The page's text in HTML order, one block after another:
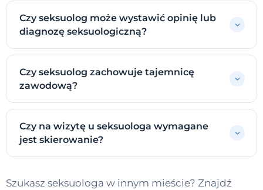
Czy seksuolog może wystawić opinię lub
diagnozę seksuologiczną?
Czy seksuolog zachowuje tajemnicę
zawodową?
Czy na wizytę u seksuologa wymagane
jest skierowanie?
Szukasz seksuologa w innym mieście? Znajdź